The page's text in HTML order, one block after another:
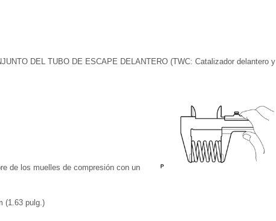
DEL TUBO DE ESCAPE DELANTERO (TWC: Catalizador delantero y
de los muelles de compresión con un
(1.63 pulg.)